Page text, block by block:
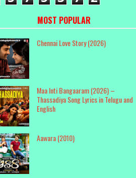
MOST POPULAR
Chennai Love Story (2026)
Maa Inti Bangaaram (2026) –
Thassadiya Song Lyrics in Telugu and
English
Aawara (2010)